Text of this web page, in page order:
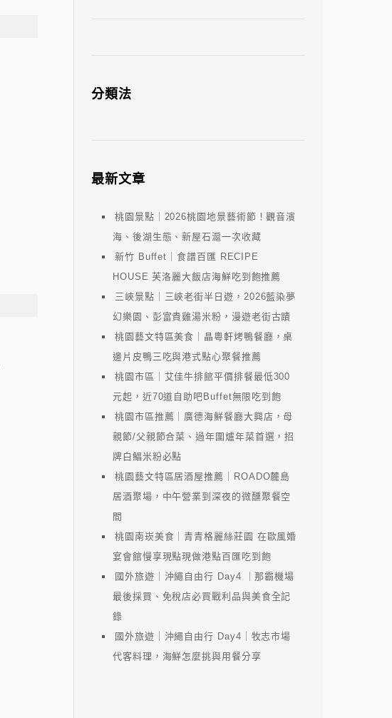
分類法
最新文章
桃園景點｜2026桃園地景藝術節！觀音濱
海、後湖生態、新屋石滬一次收藏
新竹 Buffet｜食譜百匯 RECIPE
HOUSE 芙洛麗大飯店海鮮吃到飽推薦
三峽景點｜三峽老街半日遊，2026藍染夢
幻樂園、彭富貴雞湯米粉，漫遊老街古蹟
桃園藝文特區美食｜晶粵軒烤鴨餐廳，桌
邊片皮鴨三吃與港式點心聚餐推薦
桃園市區｜艾佳牛排館平價排餐最低300
元起，近70道自助吧Buffet無限吃到飽
桃園市區推薦｜廣德海鮮餐廳大興店，母
親節/父親節合菜、過年圍爐年菜首選，招
牌白鯧米粉必點
桃園藝文特區居酒屋推薦｜ROADO麓島
居酒聚場，中午營業到深夜的微醺聚餐空
間
桃園南崁美食｜青青格麗絲莊園 在歐風婚
宴會館慢享現點現做港點百匯吃到飽
國外旅遊｜沖繩自由行 Day4 ｜那霸機場
最後採買、免稅店必買戰利品與美食全記
錄
國外旅遊｜沖繩自由行 Day4｜牧志市場
代客料理，海鮮怎麼挑與用餐分享